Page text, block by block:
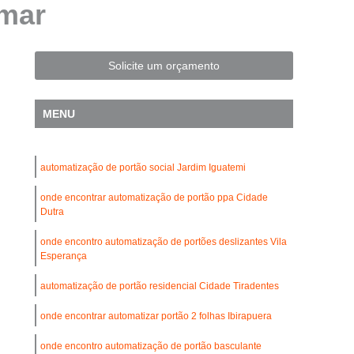
Automatização de Portão Residencial
Automatização para Portão de Correr
Conserto Motor Portão Automático
Conserto Motor Portão Eletrônico
Conserto de Motor de Portão Automático
Conserto de Portão Automático
Automático Basculante
Automático Pivotante Duplo
Solicite um orçamento
MENU
automatização de portão social Jardim Iguatemi
onde encontrar automatização de portão ppa Cidade
Dutra
onde encontro automatização de portões deslizantes Vila
Esperança
automatização de portão residencial Cidade Tiradentes
onde encontrar automatizar portão 2 folhas Ibirapuera
onde encontro automatização de portão basculante